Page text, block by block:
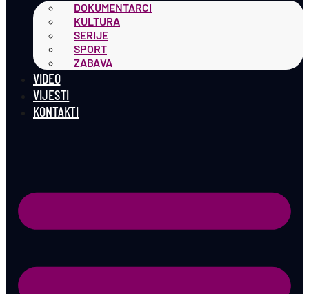
DOKUMENTARCI
KULTURA
SERIJE
SPORT
ZABAVA
VIDEO
VIJESTI
KONTAKTI